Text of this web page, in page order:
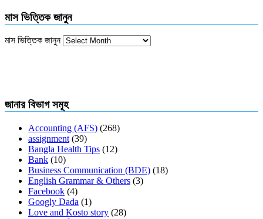
মাস ভিত্তিক জানুন
মাস ভিত্তিক জানুন
জানার বিভাগ সমূহ
Accounting (AFS) (268)
assignment (39)
Bangla Health Tips (12)
Bank (10)
Business Communication (BDE) (18)
English Grammar & Others (3)
Facebook (4)
Googly Dada (1)
Love and Kosto story (28)